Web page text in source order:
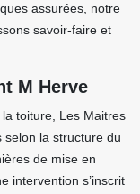
assurées, notre
savoir-faire et
M Herve
toiture, Les Maitres
selon la structure du
de mise en
intervention s’inscrit